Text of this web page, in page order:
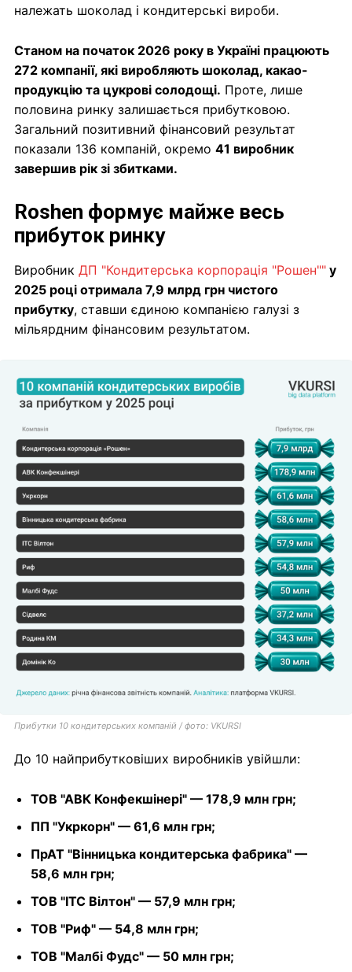
належать шоколад і кондитерські вироби.
Станом на початок 2026 року в Україні працюють
272 компанії, які виробляють шоколад, какао-
продукцію та цукрові солодощі. Проте, лише
половина ринку залишається прибутковою.
Загальний позитивний фінансовий результат
показали 136 компаній, окремо 41 виробник
завершив рік зі збитками.
Roshen формує майже весь
прибуток ринку
Виробник ДП "Кондитерська корпорація "Рошен"" у
2025 році отримала 7,9 млрд грн чистого
прибутку, ставши єдиною компанією галузі з
мільярдним фінансовим результатом.
Прибутки 10 кондитерських компаній / фото: VKURSI
До 10 найприбутковіших виробників увійшли:
ТОВ "АВК Конфекшінері" — 178,9 млн грн;
ПП "Укркорн" — 61,6 млн грн;
ПрАТ "Вінницька кондитерська фабрика" —
58,6 млн грн;
ТОВ "ІТС Вілтон" — 57,9 млн грн;
ТОВ "Риф" — 54,8 млн грн;
ТОВ "Малбі Фудс" — 50 млн грн;